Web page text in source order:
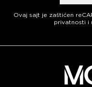
Ovaj sajt je zaštićen
privatnosti i